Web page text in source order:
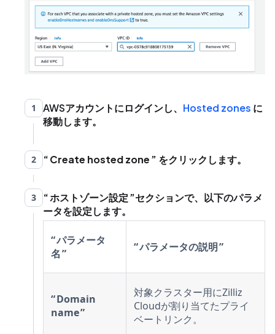
1 AWSアカウントにログインし、 Hosted zones に
移動します。
2 Create hosted zone をクリックします。
3 ホストゾーン設定
セクションで、以下のパラメ
ータを設定します。
パラメータ
名
パラメータの説明
Domain
name
対象クラスター用にZilliz
Cloudが割り当てたプライ
ベートリンク。